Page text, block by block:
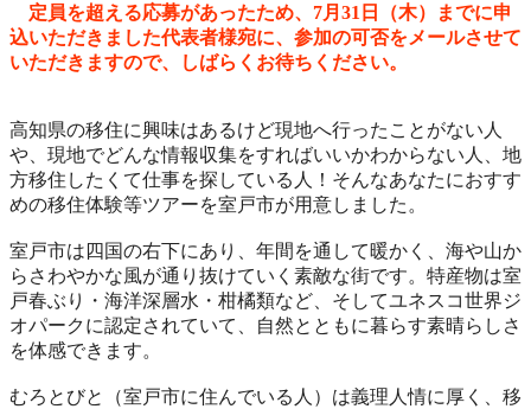
定員を超える応募があったため、7月31日（木）
までに申
込いただきました代表者様宛に、参加の可否をメールさせて
いただきますので、しばらくお待ちください。
高知県の移住に興味はあるけど現地へ行ったことがない人
や、現地でどんな情報収集をすればいいかわからない人、地
方移住したくて仕事を探している人！そんなあなたにおすす
めの移住体験等ツアーを室戸市が用意しました。
室戸市は四国の右下にあり、年間を通して暖かく、海や山か
らさわやかな風が通り抜けていく素敵な街です。特産物は室
戸春ぶり・海洋深層水・柑橘類など、そしてユネスコ世界ジ
オパークに認定されていて、自然とともに暮らす素晴らしさ
を体感できます。
むろとびと（室戸市に住んでいる人）は義理人情に厚く、移